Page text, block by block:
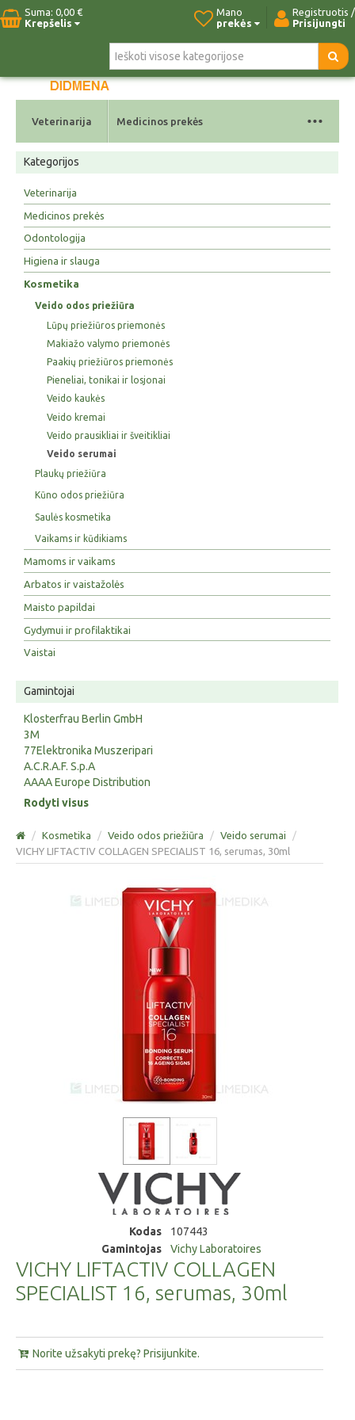
Suma: 0,00 €
Krepšelis
Registruotis /
Prisijungti
Mano
prekės
Pradžia Naujos prekės Kontaktai
Veterinarija Medicinos prekės ...
Kategorijos
Veterinarija
Medicinos prekės
Odontologija
Higiena ir slauga
Kosmetika
Veido odos priežiūra
Lūpų priežiūros priemonės
Makiažo valymo priemonės
Paakių priežiūros priemonės
Pieneliai, tonikai ir losjonai
Veido kaukės
Veido kremai
Veido prausikliai ir šveitikliai
Veido serumai
Plaukų priežiūra
Kūno odos priežiūra
Saulės kosmetika
Vaikams ir kūdikiams
Mamoms ir vaikams
Arbatos ir vaistažolės
Maisto papildai
Gydymui ir profilaktikai
Vaistai
Gamintojai
Klosterfrau Berlin GmbH
3M
77Elektronika Muszeripari
A.C.R.A.F. S.p.A
AAAA Europe Distribution
Rodyti visus
/ Kosmetika / Veido odos priežiūra / Veido serumai
/
VICHY LIFTACTIV COLLAGEN SPECIALIST 16, serumas, 30ml
Kodas
107443
Gamintojas
Vichy Laboratoires
VICHY LIFTACTIV COLLAGEN
SPECIALIST 16, serumas, 30ml
Norite užsakyti prekę? Prisijunkite.